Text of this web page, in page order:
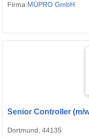
Firma:MÜPRO GmbH
Senior Controller (m/
Dortmund, 44135